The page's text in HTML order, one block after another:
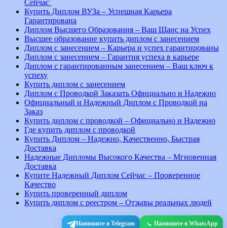
Сейчас`
Купить Диплом ВУЗа – Успешная Карьера
Гарантирована
Диплом Высшего Образования – Ваш Шанс на Успех
Высшее образование купить диплом с занесением
Диплом с занесением – Карьера и успех гарантированы
Диплом с занесением – Гарантия успеха в карьере
Диплом с гарантированным занесением – Ваш ключ к
успеху
Купить диплом с занесением
Диплом с Проводкой Заказать Официально и Надежно
Официальный и Надежный Диплом с Проводкой на
Заказ
Купить диплом с проводкой – Официально и Надежно
Где купить диплом с проводкой
Купить Диплом – Надежно, Качественно, Быстрая
Доставка
Надежные Дипломы Высокого Качества – Мгновенная
Доставка
Купите Надежный Диплом Сейчас – Проверенное
Качество
Купить проверенный диплом
Купить диплом с реестром – Отзывы реальных людей
Напишите в Telegram Напишите в WhatsApp